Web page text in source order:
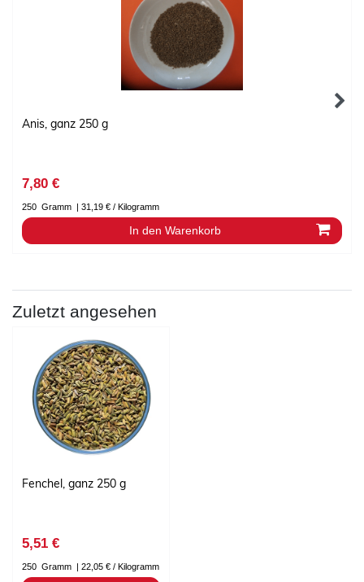
Anis, ganz 250 g
7,80 €
250 Gramm | 31,19 € / Kilogramm
In den Warenkorb
Zuletzt angesehen
Fenchel, ganz 250 g
5,51 €
250 Gramm | 22,05 € / Kilogramm